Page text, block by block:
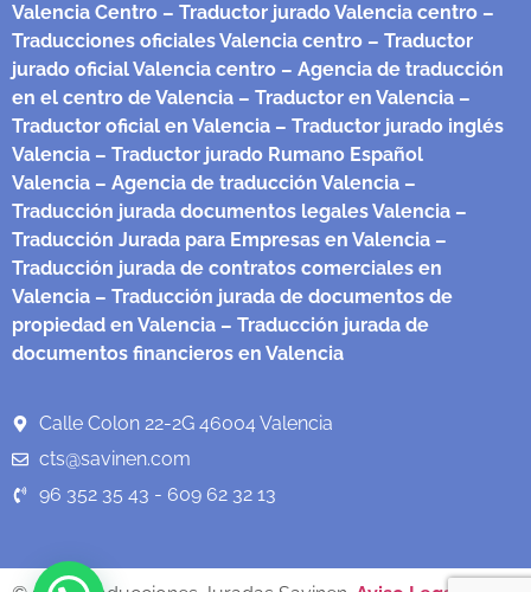
Valencia Centro – Traductor jurado Valencia centro –
Traducciones oficiales Valencia centro – Traductor
jurado oficial Valencia centro – Agencia de traducción
en el centro de Valencia – Traductor en Valencia –
Traductor oficial en Valencia – Traductor jurado inglés
Valencia – Traductor jurado Rumano Español
Valencia – Agencia de traducción Valencia –
Traducción jurada documentos legales Valencia –
Traducción Jurada para Empresas en Valencia –
Traducción jurada de contratos comerciales en
Valencia – Traducción jurada de documentos de
propiedad en Valencia – Traducción jurada de
documentos financieros en Valencia
Calle Colon 22-2G 46004 Valencia
cts@savinen.com
96 352 35 43 - 609 62 32 13